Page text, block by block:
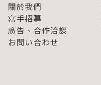
關於我們
寫手招募
廣告、合作洽談
お問い合わせ